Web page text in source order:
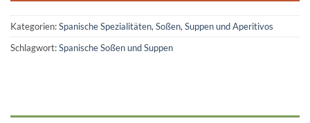
Kategorien:Spanische Spezialitäten,Soßen, Suppen und Aperitivos
Schlagwort:Spanische Soßen und Suppen